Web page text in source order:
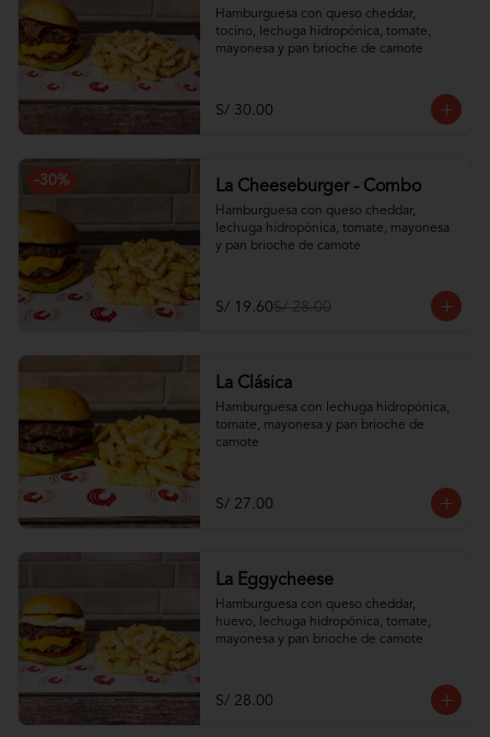
Hamburguesa con queso cheddar,
tocino, lechuga hidropónica, tomate,
mayonesa y pan brioche de camote
S/ 30.00
-30% La Cheeseburger - Combo
Hamburguesa con queso cheddar,
lechuga hidropónica, tomate, mayonesa
y pan brioche de camote
S/ 19.60S/ 28.00
La Clásica
Hamburguesa con lechuga hidropónica,
tomate, mayonesa y pan brioche de
camote
S/ 27.00
La Eggycheese
Hamburguesa con queso cheddar,
huevo, lechuga hidropónica, tomate,
mayonesa y pan brioche de camote
S/ 28.00